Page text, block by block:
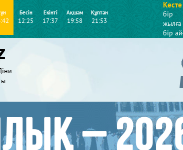
Бесін
12:25
Екінті
17:37
Ақшам
19:58
Құптан
21:53
Кесте
бір
жылға
бір